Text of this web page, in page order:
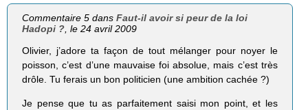
Commentaire 5 dansFaut-il avoir si peur de la loi
Hadopi ?, le 24 avril 2009
Olivier, j’adore ta façon de tout mélanger pour noyer le
poisson, c’est d’une mauvaise foi absolue, mais c’est très
drôle. Tu ferais un bon politicien (une ambition cachée ?)
Je pense que tu as parfaitement saisi mon point, et les